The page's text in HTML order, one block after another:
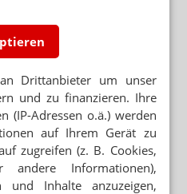
Drittanbieter um unser
und zu finanzieren. Ihre
(IP-Adressen o.ä.) werden
auf Ihrem Gerät zu
zugreifen (z. B. Cookies,
andere Informationen),
und Inhalte anzuzeigen,